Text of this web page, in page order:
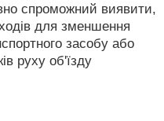
спроможний виявити,
для зменшення
засобу або
руху об'їзду